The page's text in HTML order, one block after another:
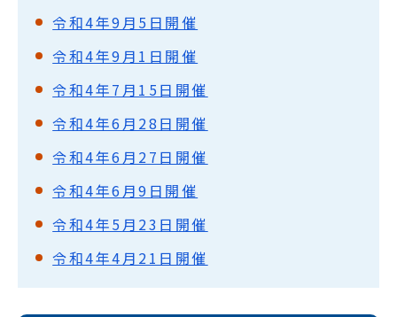
令和4年9月5日開催
令和4年9月1日開催
令和4年7月15日開催
令和4年6月28日開催
令和4年6月27日開催
令和4年6月9日開催
令和4年5月23日開催
令和4年4月21日開催